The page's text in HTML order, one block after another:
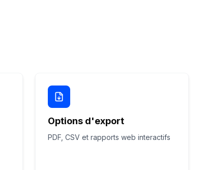
Options d'export
PDF, CSV et rapports web interactifs